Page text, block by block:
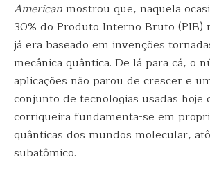
Americanmostrou que, naquela
30% do Produto Interno Bruto (PIB)
já era baseado em invenções
mecânica quântica. De lá para cá, o
aplicações não parou de crescer e
conjunto de tecnologias usadas hoje
corriqueira fundamenta-se em
quânticas dos mundos molecular,
subatômico.